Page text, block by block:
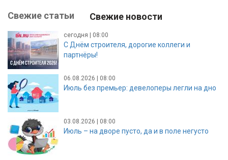
Свежие статьи Свежие новости
сегодня | 08:00
С Днём строителя, дорогие коллеги и
партнёры!
06.08.2026 | 08:00
Июль без премьер: девелоперы легли на дно
03.08.2026 | 08:00
Июль – на дворе пусто, да и в поле негусто